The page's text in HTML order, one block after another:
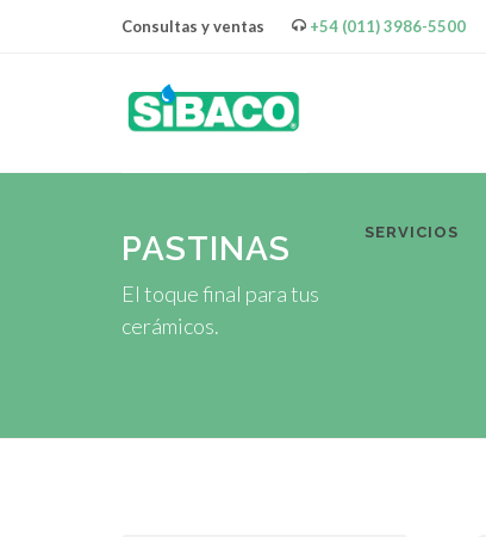
Consultas y ventas +54 (011) 3986-5500
SERVICIOS
PASTINAS
El toque final para tus
cerámicos.